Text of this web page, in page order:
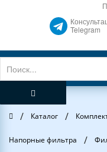
Telegram
Главная
/ Каталог /
Напорные фильтра /